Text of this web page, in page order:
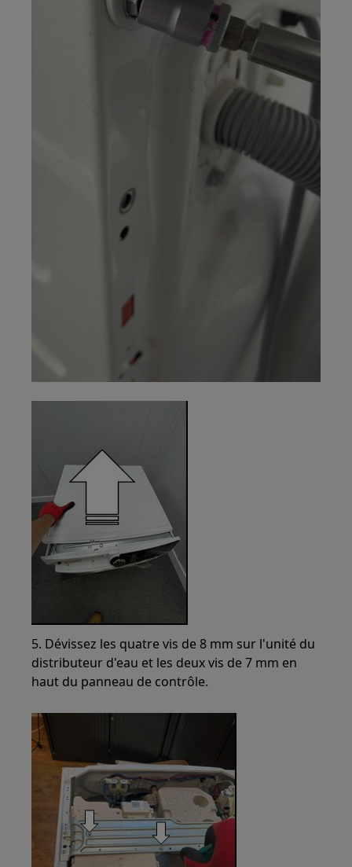
5. Dévissez les quatre vis de 8 mm sur l'unité du
distributeur d'eau et les deux vis de 7 mm en
haut du panneau de contrôle.